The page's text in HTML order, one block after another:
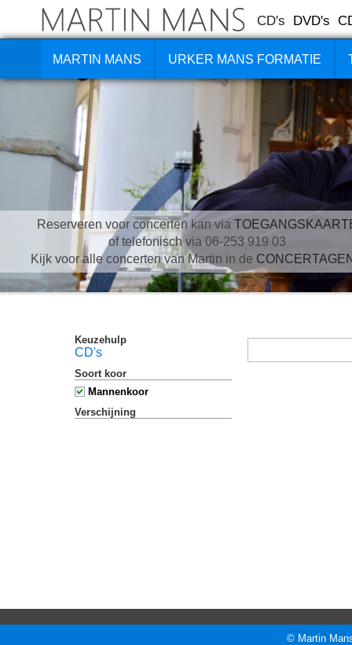
CD's DVD's
MARTIN MANS URKER MANS FORMATIE
Reserveren voor concerten kan via
of telefonisch via 06-253 919 03
Kijk voor alle concerten van Martin in de
Keuzehulp
CD's
Soort koor
Mannenkoor
Verschijning
© Martin